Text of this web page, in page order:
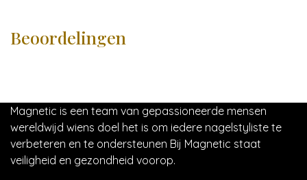
Beoordelingen
Magnetic is een team van gepassioneerde mensen
wereldwijd wiens doel het is om iedere nagelstyliste te
verbeteren en te ondersteunen Bij Magnetic staat
veiligheid en gezondheid voorop.